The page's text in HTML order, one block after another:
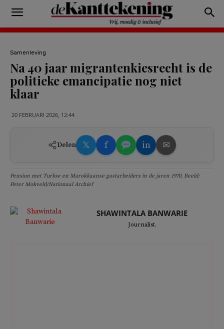
Samenleving
Na 40 jaar migrantenkiesrecht is de
politieke emancipatie nog niet
klaar
20 FEBRUARI 2026, 12:44
Delen 𝕏 f in ✉
Pension met Turkse en Marokkaanse gastarbeiders in de jaren 1970. Beeld:
Peter Mokveld/Nationaal Archief
SHAWINTALA BANWARIE
Journalist.